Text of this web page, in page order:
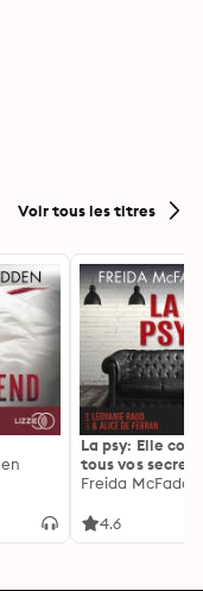
Voir tous les titres
La psy: Elle
tous vos
découvrez les
Freida
4.6